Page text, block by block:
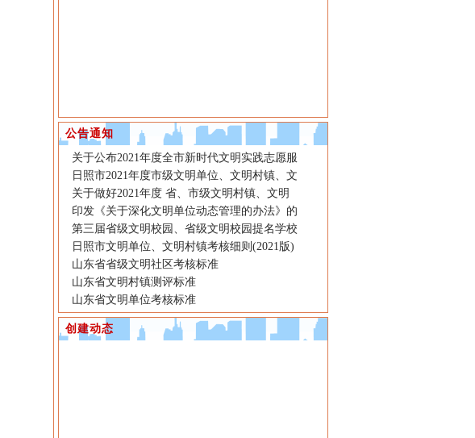
公告通知
关于公布2021年度全市新时代文明实践志愿服
日照市2021年度市级文明单位、文明村镇、文
关于做好2021年度 省、市级文明村镇、文明
印发《关于深化文明单位动态管理的办法》的
第三届省级文明校园、省级文明校园提名学校
日照市文明单位、文明村镇考核细则(2021版)
山东省省级文明社区考核标准
山东省文明村镇测评标准
山东省文明单位考核标准
创建动态